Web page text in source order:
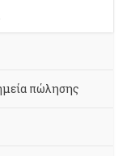
πώλησης